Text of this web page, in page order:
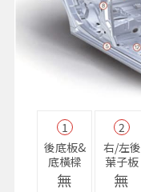
1
後底板&
底橫樑
無
2
右/左後
葉子板
無